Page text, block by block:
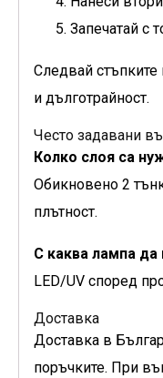
Запечатай с
Следвай стъпките
и дълготрайност.
Често задавани
Колко слоя са
Обикновено 2
плътност.
С каква лампа да
LED/UV според
Доставка
Доставка в
поръчките. При